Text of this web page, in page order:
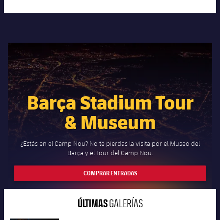
Barça Stadium Tour
& Museum
¿Estás en el Camp Nou? No te pierdas la visita por el Museo del
Barça y el Tour del Camp Nou.
COMPRAR ENTRADAS
ÚLTIMASGALERÍAS